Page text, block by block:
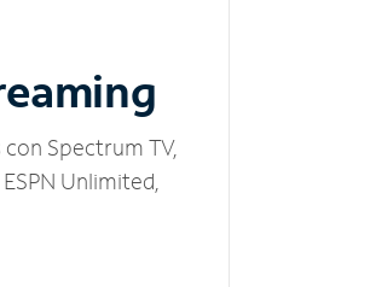
Spectrum TV,
Unlimited,